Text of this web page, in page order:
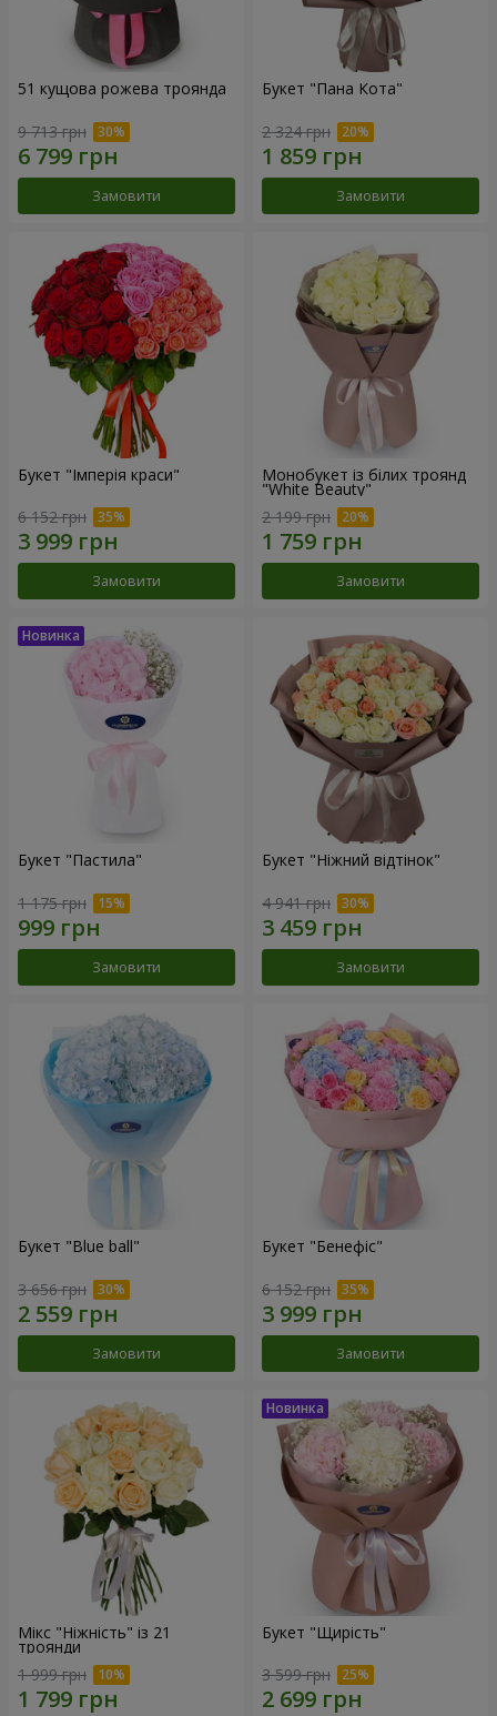
51 кущова рожева троянда
9 713 грн
Замовити
Букет "Пана Кота"
2 324 грн
Замовити
Букет "Імперія краси"
6 152 грн
Замовити
Монобукет із білих троянд
"White Beauty"
2 199 грн
Замовити
Букет "Пастила"
1 175 грн
Замовити
Букет "Ніжний відтінок"
4 941 грн
Замовити
Букет "Blue ball"
3 656 грн
Замовити
Букет "Бенефіс"
6 152 грн
Замовити
Мікс "Ніжність" із 21
троянди
1 999 грн
Букет "Щирість"
3 599 грн